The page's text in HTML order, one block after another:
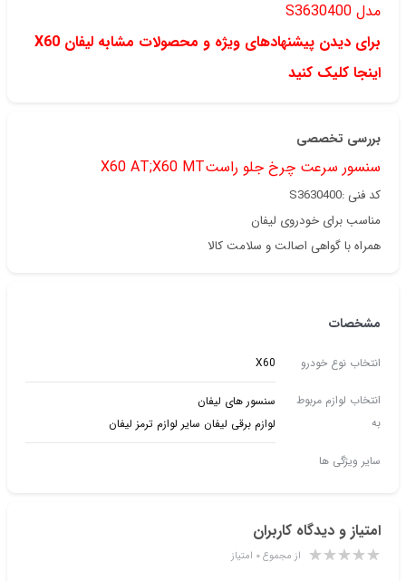
مدل S3630400
برای دیدن پیشنهادهای ویژه و محصولات مشابه لیفان X60
اینجا کلیک کنید
بررسی تخصصی
سنسور سرعت چرخ جلو راستX60 AT;X60 MT
کد فنی :S3630400
مناسب برای خودروی لیفان
همراه با گواهی اصالت و سلامت کالا
مشخصات
انتخاب نوع خودرو X60
انتخاب لوازم مربوط
به
سنسور های لیفان
لوازم برقی لیفان سایر لوازم ترمز لیفان
سایر ویژگی ها
امتیاز و دیدگاه کاربران
از مجموع ۰ امتیاز